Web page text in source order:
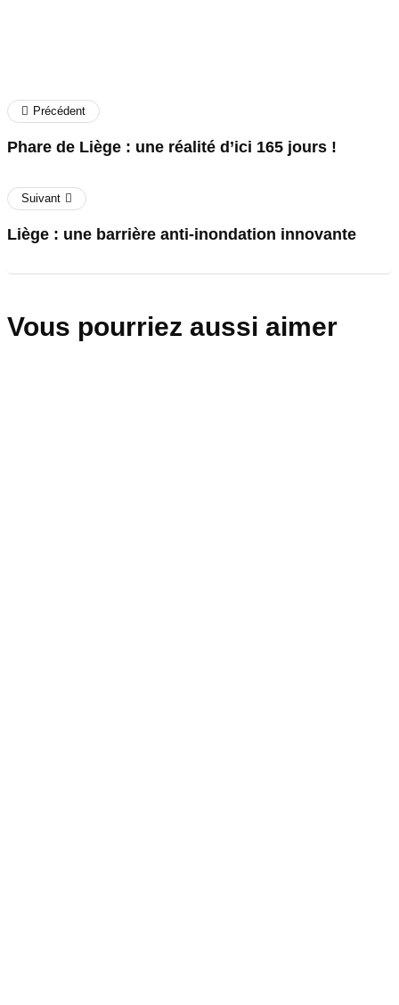
Précédent
Phare de Liège : une réalité d’ici 165 jours !
Suivant
Liège : une barrière anti-inondation innovante
Vous pourriez aussi aimer